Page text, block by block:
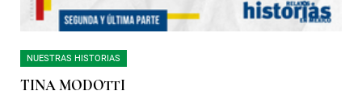
NUESTRAS HISTORIAS
TINA MODOTTI